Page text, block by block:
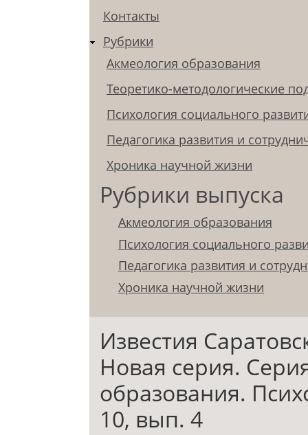
Контакты
Рубрики
Акмеология образования
Теоретико-методологические
Психология социального
Педагогика развития и
Хроника научной жизни
Рубрики выпуска
Акмеология образования
Психология социального
Педагогика развития и
Хроника научной жизни
Известия
Новая серия.
образования.
10, вып. 4